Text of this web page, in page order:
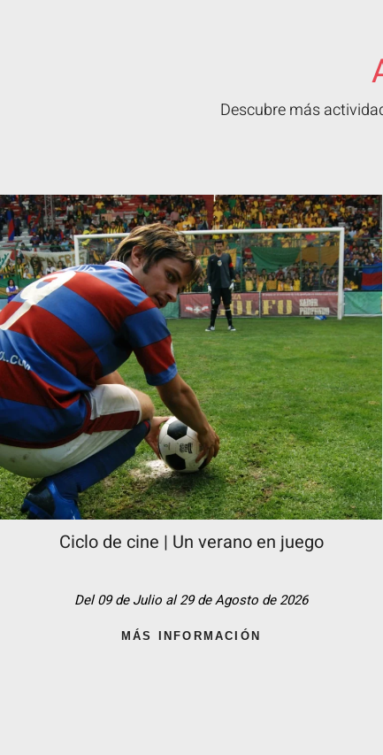
Descubre más
Ciclo de cine | Un verano en juego
Del 09 de Julio al 29 de Agosto de 2026
MÁS INFORMACIÓN